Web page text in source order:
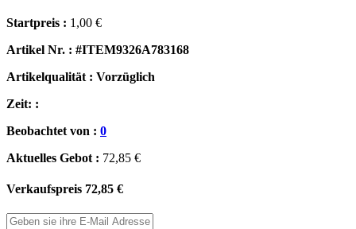
Startpreis : 1,00 €
Artikel Nr. : #ITEM9326A783168
Artikelqualität : Vorzüglich
Zeit: :
Beobachtet von : 0
Aktuelles Gebot : 72,85 €
Verkaufspreis 72,85 €